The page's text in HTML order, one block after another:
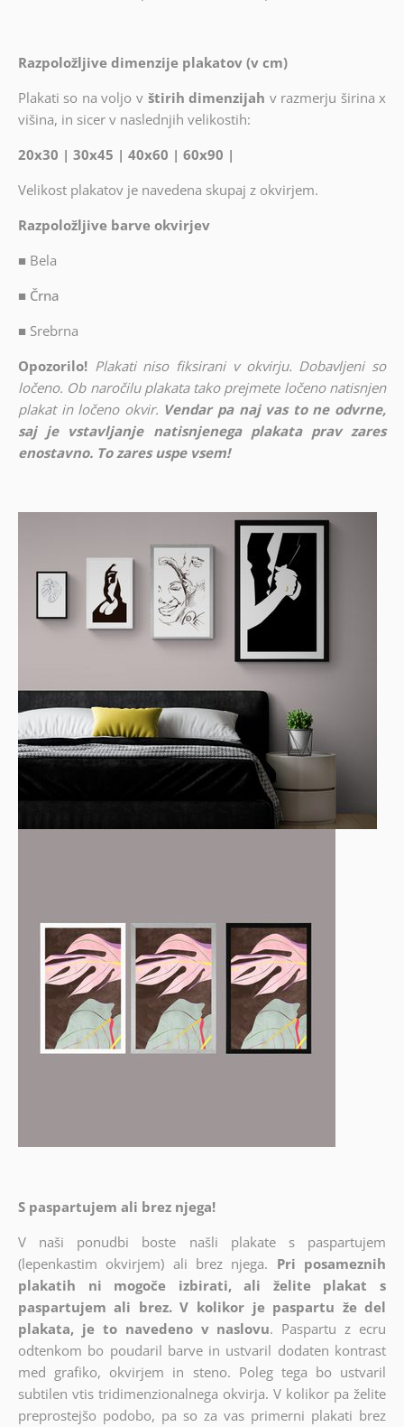
Razpoložljive dimenzije plakatov (v cm)
Plakati so na voljo v štirih dimenzijah v razmerju širina x
višina, in sicer v naslednjih velikostih:
20x30 | 30x45 | 40x60 | 60x90 |
Velikost plakatov je navedena skupaj z okvirjem.
Razpoložljive barve okvirjev
■ Bela
■ Črna
■ Srebrna
Opozorilo! Plakati niso fiksirani v okvirju. Dobavljeni so
ločeno. Ob naročilu plakata tako prejmete ločeno natisnjen
plakat in ločeno okvir. Vendar pa naj vas to ne odvrne,
saj je vstavljanje natisnjenega plakata prav zares
enostavno. To zares uspe vsem!
S paspartujem ali brez njega!
V naši ponudbi boste našli plakate s paspartujem
(lepenkastim okvirjem) ali brez njega. Pri posameznih
plakatih ni mogoče izbirati, ali želite plakat s
paspartujem ali brez. V kolikor je paspartu že del
plakata, je to navedeno v naslovu. Paspartu z ecru
odtenkom bo poudaril barve in ustvaril dodaten kontrast
med grafiko, okvirjem in steno. Poleg tega bo ustvaril
subtilen vtis tridimenzionalnega okvirja. V kolikor pa želite
preprostejšo podobo, pa so za vas primerni plakati brez